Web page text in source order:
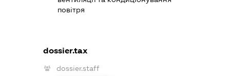
повітря
dossier.tax
dossier.staff